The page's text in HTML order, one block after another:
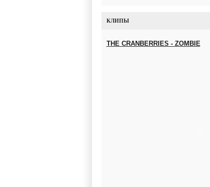
КЛИПЫ
THE CRANBERRIES - ZOMBIE